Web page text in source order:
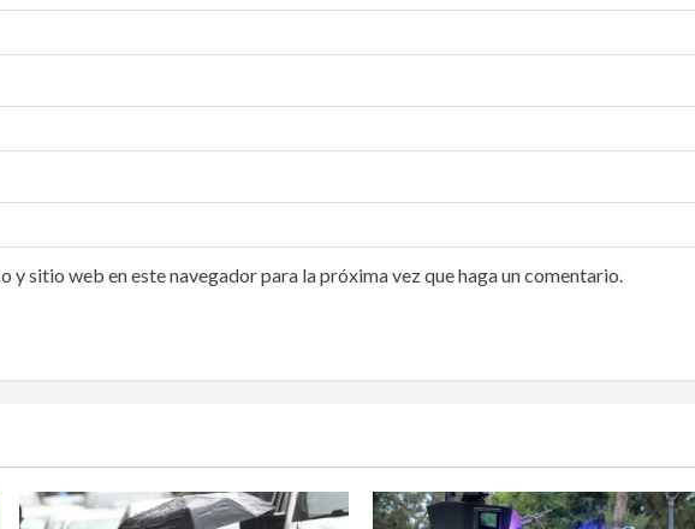
sitio web en este navegador para la próxima vez que haga un comentario.